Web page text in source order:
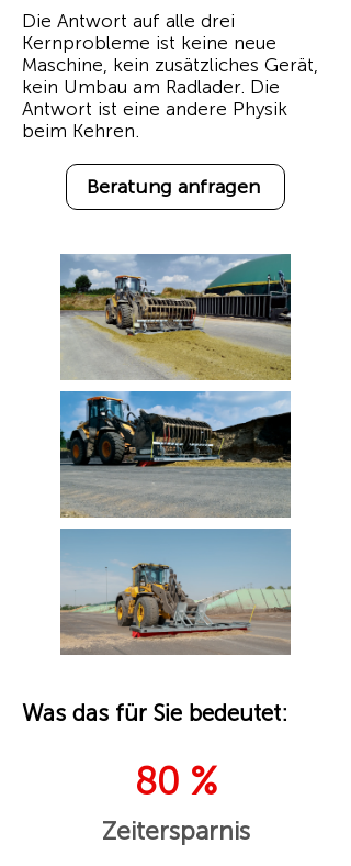
Die Antwort auf alle drei
Kernprobleme ist keine neue
Maschine, kein zusätzliches Gerät,
kein Umbau am Radlader. Die
Antwort ist eine andere Physik
beim Kehren.
Beratung anfragen
Was das für Sie bedeutet:
80 %
Zeitersparnis